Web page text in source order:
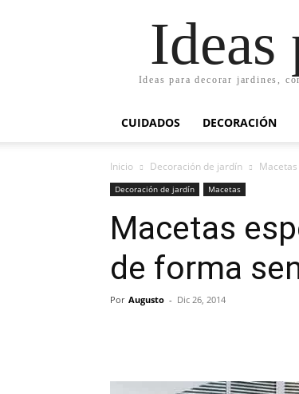
Ideas
Ideas para decorar jardines,
CUIDADOS DECORACIÓN
Inicio Decoración de jardín
Decoración de jardín Macetas
Macetas
de forma
Por Augusto - Dic 26, 2014